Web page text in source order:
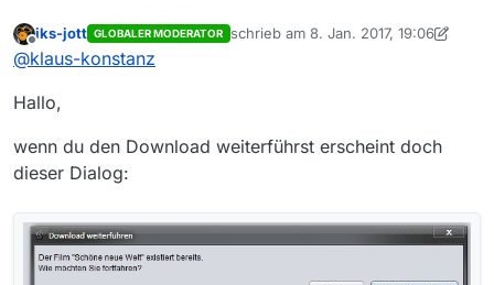
Offline
iks-jott GLOBALER MODERATOR schrieb am 8. Jan. 2017, 19:06
zuletzt editiert von iks-jott1. Okt. 2017,
@klaus-konstanz
Hallo,
wenn du den Download weiterführst erscheint doch
dieser Dialog: